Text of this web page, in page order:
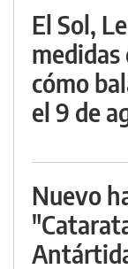
El Sol,
cómo
el 9 de
Nuevo